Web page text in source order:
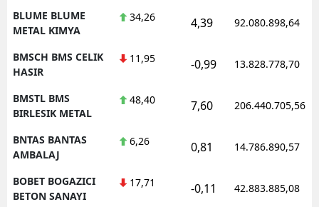
BLUME BLUME
METAL KIMYA
34,26 4,39 92.080.898,64
BMSCH BMS CELIK
HASIR
11,95 -0,99 13.828.778,70
BMSTL BMS
BIRLESIK METAL
48,40 7,60 206.440.705,56
BNTAS BANTAS
AMBALAJ
6,26 0,81 14.786.890,57
BOBET BOGAZICI
BETON SANAYI
17,71 -0,11 42.883.885,08